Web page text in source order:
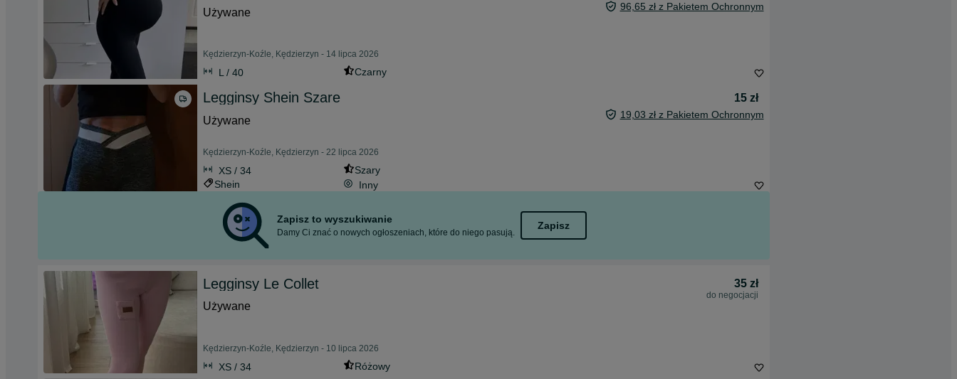
Używane
96,65 zł z Pakietem Ochronnym
Kędzierzyn-Koźle, Kędzierzyn - 14 lipca 2026
L / 40 Czarny
Legginsy Shein Szare
15 zł
Używane
19,03 zł z Pakietem Ochronnym
Kędzierzyn-Koźle, Kędzierzyn - 22 lipca 2026
XS / 34
Szary
Shein
Inny
Zapisz to wyszukiwanie
Damy Ci znać o nowych ogłoszeniach, które do niego pasują.
Zapisz
Legginsy Le Collet 35 zł
do negocjacji
Używane
Kędzierzyn-Koźle, Kędzierzyn - 10 lipca 2026
XS / 34 Różowy